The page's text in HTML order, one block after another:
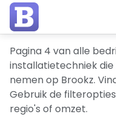
Pagina 4 van alle
installatietechniek
nemen op Brookz.
Gebruik de
regio's of omzet.